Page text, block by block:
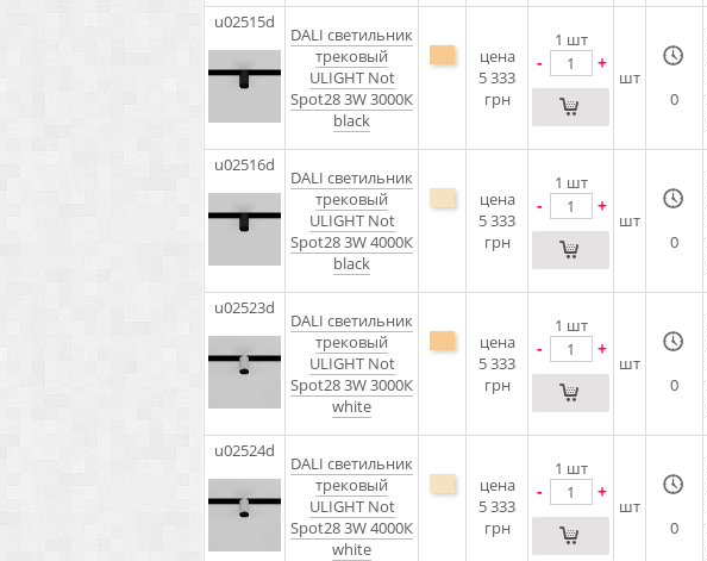
u02515d
DALI cветильник
трековый
ULIGHT Not
Spot28 3W 3000К
black
цена
5 333
грн
1 шт
- +
шт
0
u02516d
DALI cветильник
трековый
ULIGHT Not
Spot28 3W 4000К
black
цена
5 333
грн
1 шт
- +
шт
0
u02523d
DALI cветильник
трековый
ULIGHT Not
Spot28 3W 3000К
white
цена
5 333
грн
1 шт
- +
шт
0
u02524d
DALI cветильник
трековый
ULIGHT Not
Spot28 3W 4000К
white
цена
5 333
грн
1 шт
- +
шт
0